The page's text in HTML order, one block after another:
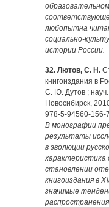
любопытна
социально-
истории России.
32. Лютов, С. Н.
книгоиздания в
С. Ю. Дутов ;
Новосибирск,
978-5-94560-156-
В монографии
результаты
в эволюции
характеристика
становлении
книгоиздания в
значимые